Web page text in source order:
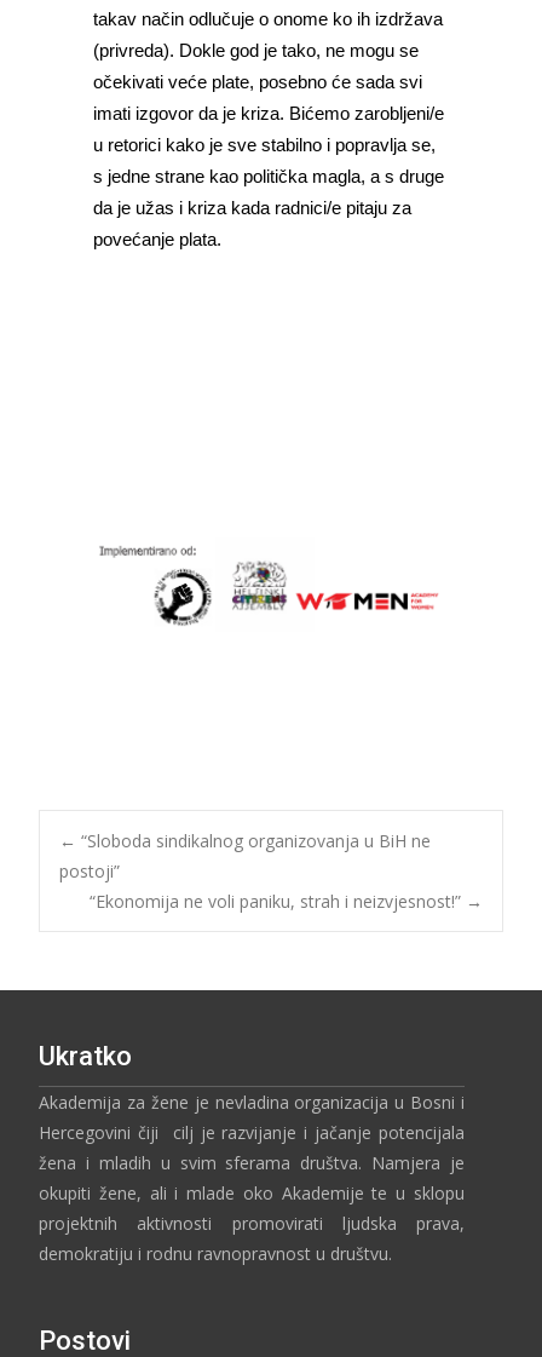
takav način odlučuje o onome ko ih izdržava
(privreda). Dokle god je tako, ne mogu se
očekivati veće plate, posebno će sada svi
imati izgovor da je kriza. Bićemo zarobljeni/e
u retorici kako je sve stabilno i popravlja se,
s jedne strane kao politička magla, a s druge
da je užas i kriza kada radnici/e pitaju za
povećanje plata.
← “Sloboda sindikalnog organizovanja u BiH ne
postoji”
“Ekonomija ne voli paniku, strah i neizvjesnost!” →
Ukratko
Akademija za žene je nevladina organizacija u Bosni i
Hercegovini čiji cilj je razvijanje i jačanje potencijala
žena i mladih u svim sferama društva. Namjera je
okupiti žene, ali i mlade oko Akademije te u sklopu
projektnih aktivnosti promovirati ljudska prava,
demokratiju i rodnu ravnopravnost u društvu.
Postovi